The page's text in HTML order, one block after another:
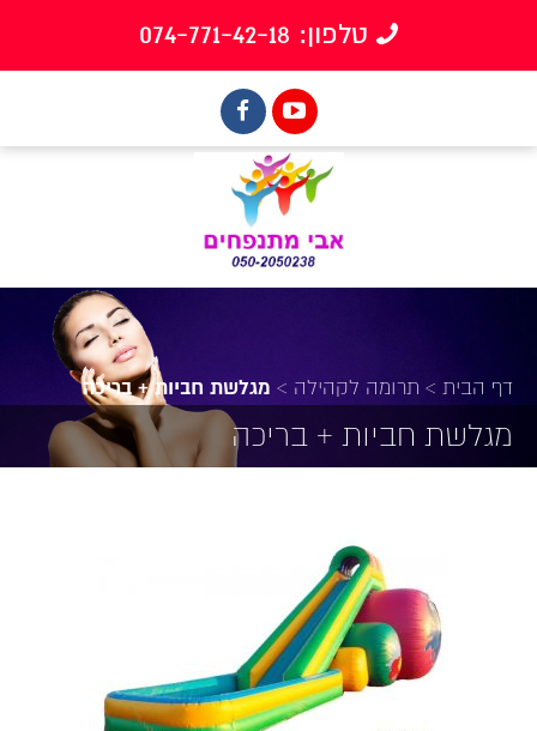
טלפון: 074-771-42-18
דף הבית > תרומה לקהילה > מגלשת חביות + בריכה
מגלשת חביות + בריכה